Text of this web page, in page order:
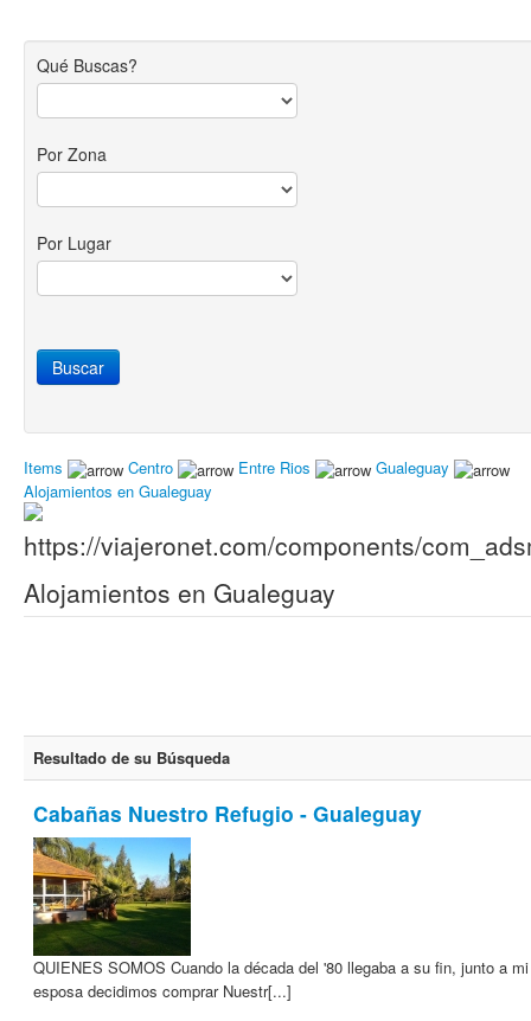
Qué Buscas?
Por Zona
Por Lugar
Items Centro Entre Rios
Gualeguay
Alojamientos en Gualeguay
Alojamientos en Gualeguay
Resultado de su Búsqueda
Cabañas Nuestro Refugio - Gualeguay
QUIENES SOMOS Cuando la década del '80 llegaba a su fin, junto a mi
esposa decidimos comprar Nuestr[...]